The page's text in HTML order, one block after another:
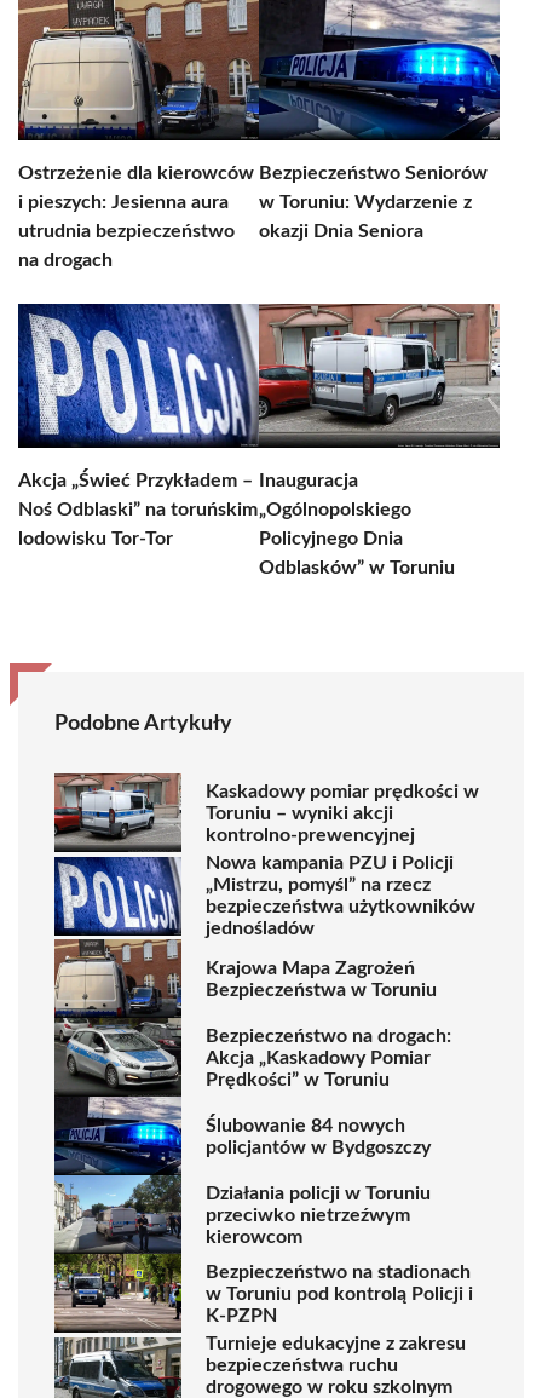
Ostrzeżenie dla kierowców
i pieszych: Jesienna aura
utrudnia bezpieczeństwo
na drogach
Bezpieczeństwo Seniorów
w Toruniu: Wydarzenie z
okazji Dnia Seniora
Akcja „Świeć Przykładem –
Noś Odblaski” na toruńskim
lodowisku Tor-Tor
Inauguracja
„Ogólnopolskiego
Policyjnego Dnia
Odblasków” w Toruniu
Podobne Artykuły
Kaskadowy pomiar prędkości w
Toruniu – wyniki akcji
kontrolno-prewencyjnej
Nowa kampania PZU i Policji
„Mistrzu, pomyśl” na rzecz
bezpieczeństwa użytkowników
jednośladów
Krajowa Mapa Zagrożeń
Bezpieczeństwa w Toruniu
Bezpieczeństwo na drogach:
Akcja „Kaskadowy Pomiar
Prędkości” w Toruniu
Ślubowanie 84 nowych
policjantów w Bydgoszczy
Działania policji w Toruniu
przeciwko nietrzeźwym
kierowcom
Bezpieczeństwo na stadionach
w Toruniu pod kontrolą Policji i
K-PZPN
Turnieje edukacyjne z zakresu
bezpieczeństwa ruchu
drogowego w roku szkolnym